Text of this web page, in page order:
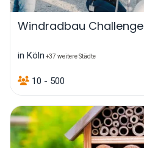
Windradbau Challenge
in Köln +37 weitere Städte
10 - 500